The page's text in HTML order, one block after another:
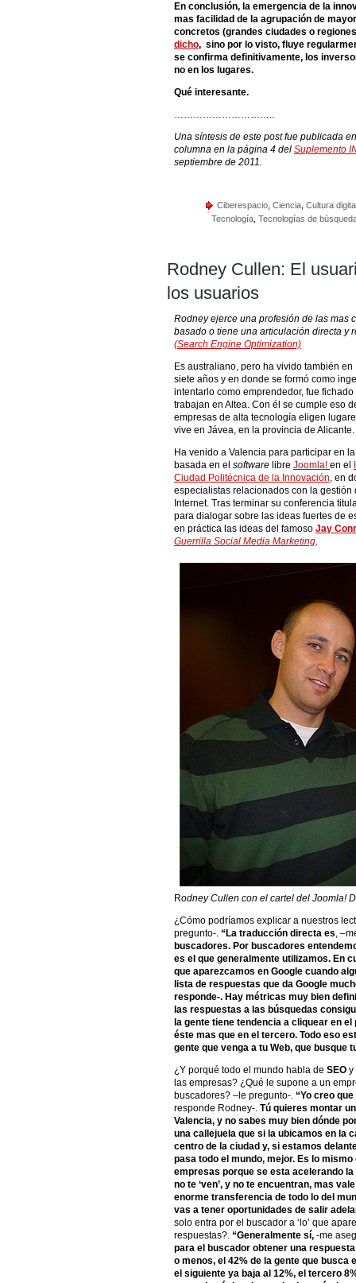
En conclusión, la emergencia de la
mas facilidad de la agrupación de
concretos (grandes ciudades o
dicho, sino por lo visto, fluye
se confirma definitivamente, los
no en los lugares.
Qué interesante.
…………………………..
Una síntesis de este post fue publicada
columna en la página 4 del Suplemento
septiembre de 2011.
Ciberespacio Ciencia Cultura
Tecnología Tecnologías de
Rodney Cullen: El
los usuarios
Rodney ejerce una profesión de las mas
basado o tiene una articulación directa y
(Search Engine Optimization)
Es australiano, pero ha vivido también
siete años y en donde se formó como
intentarlo como emprendedor, fue
trabajan en Altea. Con él se cumple eso
empresas de alta tecnología eligen
vive en Jávea, en la provincia de Alicante.
Ha venido a Valencia para participar en
basada en el software libre Joomla! en el
Ciudad Politécnica de la Innovación, en
especialistas relacionados con la
Internet. Tras terminar su conferencia
para dialogar sobre las ideas fuertes de
en práctica las ideas del famoso Jay
Guerrilla Social Media Marketing.
Rodney Cullen con el cartel del Joomla!
¿Cómo podríamos explicar a nuestros
pregunto-. “La traducción directa es,
buscadores. Por buscadores
es el que generalmente utilizamos. En
que aparezcamos en Google cuando
lista de respuestas que da Google
responde-. Hay métricas muy bien
las respuestas a las búsquedas
la gente tiene tendencia a cliquear en
éste mas que en el tercero. Todo eso
gente que venga a tu Web, que busque
¿Y porqué todo el mundo habla de SEO y
las empresas? ¿Qué le supone a un
buscadores? –le pregunto-. “Yo creo
responde Rodney-. Tú quieres montar
Valencia, y no sabes muy bien dónde
una callejuela que si la ubicamos en la
centro de la ciudad y, si estamos
pasa todo el mundo, mejor. Es lo
empresas porque se esta acelerando
no te ‘ven’, y no te encuentran, mas
enorme transferencia de todo lo del
vas a tener oportunidades de salir
solo entra por el buscador a ‘lo’ que
respuestas?. “Generalmente sí, -me
para el buscador obtener una
o menos, el 42% de la gente que
el siguiente ya baja al 12%, el tercero